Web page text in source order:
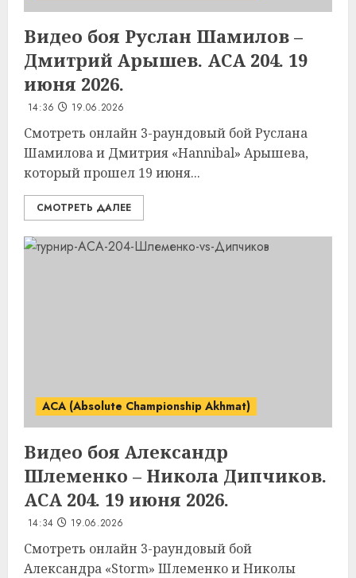
Видео боя Руслан Шамилов –
Дмитрий Арышев. ACA 204. 19
июня 2026.
14:36 19.06.2026
Смотреть онлайн 3-раундовый бой Руслана
Шамилова и Дмитрия «Hannibal» Арышева,
который прошел 19 июня...
СМОТРЕТЬ ДАЛЕЕ
ACA (Absolute Championship Akhmat)
Видео боя Александр
Шлеменко – Никола Дипчиков.
ACA 204. 19 июня 2026.
14:34 19.06.2026
Смотреть онлайн 3-раундовый бой
Александра «Storm» Шлеменко и Николы